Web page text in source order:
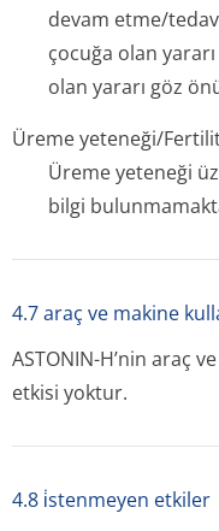
devam etme/
çocuğa olan
olan yararı göz
Üreme yeteneği/
Üreme yeteneği
bilgi
4.7 araç ve makine
ASTONIN-H’nin araç
etkisi yoktur.
4.8 i̇stenmeyen etkiler